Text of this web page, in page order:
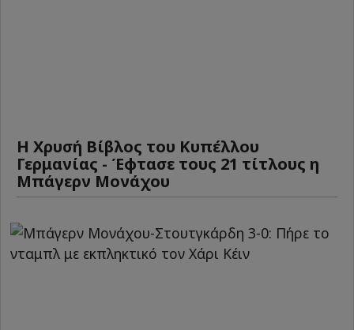
Η Χρυσή Βίβλος του Κυπέλλου
Γερμανίας - Έφτασε τους 21 τίτλους η
Μπάγερν Μονάχου